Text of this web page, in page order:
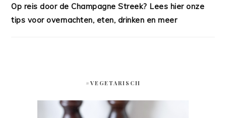
Op reis door de Champagne Streek? Lees hier onze
tips voor overnachten, eten, drinken en meer
#VEGETARISCH